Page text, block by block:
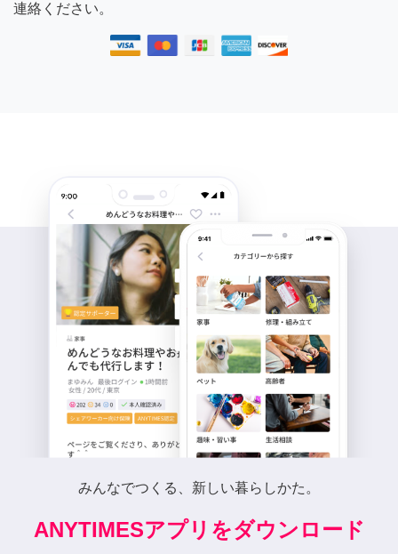
連絡ください。
みんなでつくる、新しい暮らしかた。
ANYTIMESアプリをダウンロード